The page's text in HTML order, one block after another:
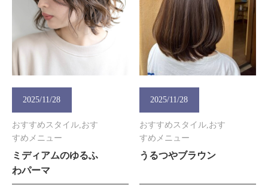
2025/11/28
おすすめスタイル,おす
すめメニュー
ミディアムのゆるふ
わパーマ
2025/11/28
おすすめスタイル,おす
すめメニュー
うるつやブラウン